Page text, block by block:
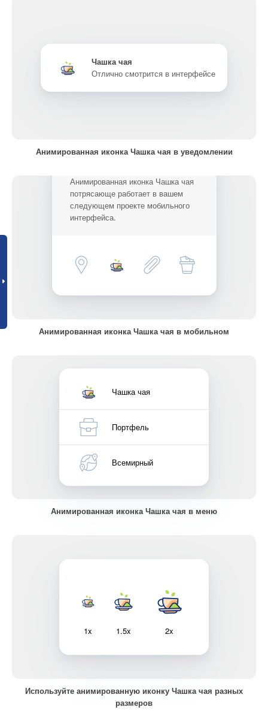
Чашка чая
Отлично смотрится в интерфейсе
Анимированная иконка Чашка чая в уведомлении
Анимированная иконка Чашка чая
потрясающе работает в вашем
следующем проекте мобильного
интерфейса.
Анимированная иконка Чашка чая в мобильном
Чашка чая
Портфель
Всемирный
Анимированная иконка Чашка чая в меню
1x 1.5x 2x
Используйте анимированную иконку Чашка чая разных
размеров